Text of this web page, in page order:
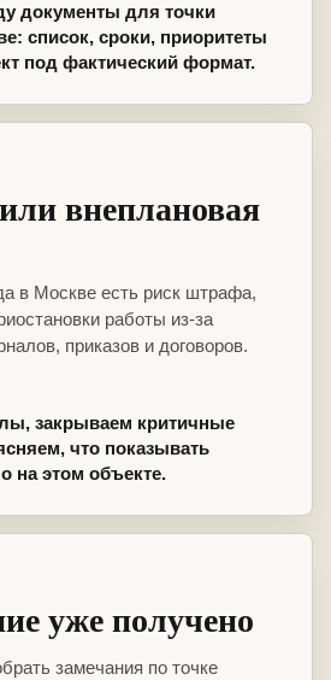
документы для точки
список, сроки, приоритеты
под фактический формат.
внеплановая
в Москве есть риск штрафа,
работы из-за
приказов и договоров.
закрываем критичные
что показывать
на этом объекте.
уже получено
замечания по точке